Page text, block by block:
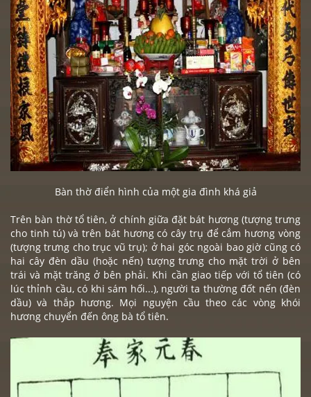
Bàn thờ điển hình của một gia đình khá giả
Trên bàn thờtổ tiên, ở chính giữa đặt bát hương (tượng trưng
cho tinh tú) và trên bát hương có cây trụ để cắm hương vòng
(tượng trưng cho trục vũ trụ); ở hai góc ngoài bao giờ cũng có
hai cây đèn dầu (hoặc nến) tượng trưng cho mặt trời ở bên
trái và mặt trăng ở bên phải. Khi cần giao tiếp với tổ tiên (có
lúc thỉnh cầu, có khi sám hối...), người ta thường đốt nến (đèn
dầu) và thắp hương. Mọi nguyện cầu theo các vòng khói
hương chuyển đến ông bà tổ tiên.